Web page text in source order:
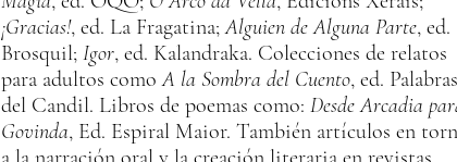
¡Gracias!, ed. La Fragatina;Alguien de Alguna Parte, ed.
Brosquil; Igor, ed. Kalandraka. Colecciones de relatos
para adultos comoA la Sombra del Cuento, ed. Palabras
del Candil. Libros de poemas como: Desde Arcadia
Govinda, Ed. Espiral Maior. También artículos en